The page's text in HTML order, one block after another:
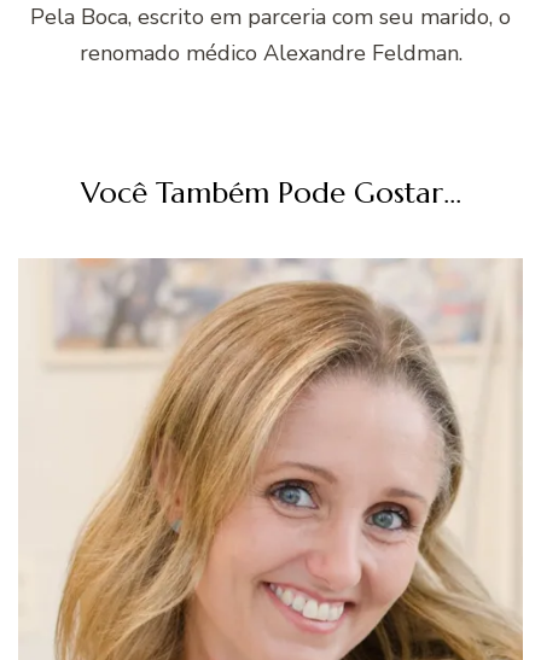
Pela Boca, escrito em parceria com seu marido, o
renomado médico Alexandre Feldman.
Você Também Pode Gostar...